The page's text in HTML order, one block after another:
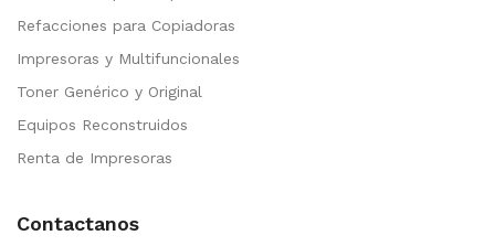
Refacciones para Copiadoras
Impresoras y Multifuncionales
Toner Genérico y Original
Equipos Reconstruidos
Renta de Impresoras
Contactanos